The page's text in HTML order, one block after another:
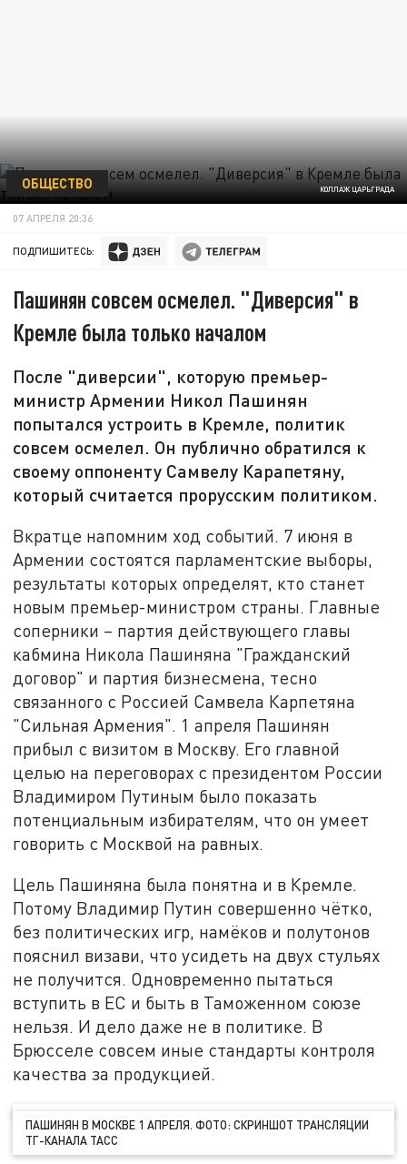
КОЛЛАЖ ЦАРЬГРАДА
ОБЩЕСТВО
07 АПРЕЛЯ 20:36
ПОДПИШИТЕСЬ:
Пашинян совсем осмелел. "Диверсия" в
Кремле была только началом
После "диверсии", которую премьер-
министр Армении Никол Пашинян
попытался устроить в Кремле, политик
совсем осмелел. Он публично обратился к
своему оппоненту Самвелу Карапетяну,
который считается прорусским политиком.
Вкратце напомним ход событий. 7 июня в
Армении состоятся парламентские выборы,
результаты которых определят, кто станет
новым премьер-министром страны. Главные
соперники – партия действующего главы
кабмина Никола Пашиняна "Гражданский
договор" и партия бизнесмена, тесно
связанного с Россией Самвела Карпетяна
"Сильная Армения". 1 апреля Пашинян
прибыл с визитом в Москву. Его главной
целью на переговорах с президентом России
Владимиром Путиным было показать
потенциальным избирателям, что он умеет
говорить с Москвой на равных.
Цель Пашиняна была понятна и в Кремле.
Потому Владимир Путин совершенно чётко,
без политических игр, намёков и полутонов
пояснил визави, что усидеть на двух стульях
не получится. Одновременно пытаться
вступить в ЕС и быть в Таможенном союзе
нельзя. И дело даже не в политике. В
Брюсселе совсем иные стандарты контроля
качества за продукцией.
ПАШИНЯН В МОСКВЕ 1 АПРЕЛЯ. ФОТО: СКРИНШОТ ТРАНСЛЯЦИИ
ТГ-КАНАЛА ТАСС